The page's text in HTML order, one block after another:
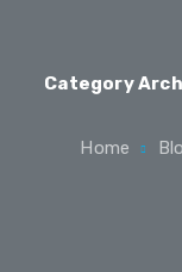
Category
Home